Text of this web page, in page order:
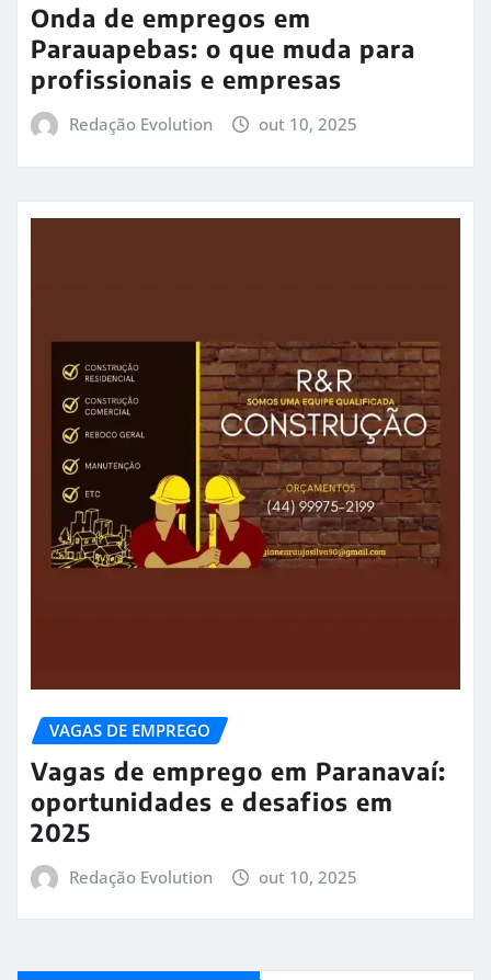
Onda de empregos em
Parauapebas: o que muda para
profissionais e empresas
Redação Evolution out 10, 2025
VAGAS DE EMPREGO
Vagas de emprego em Paranavaí:
oportunidades e desafios em
2025
Redação Evolution out 10, 2025